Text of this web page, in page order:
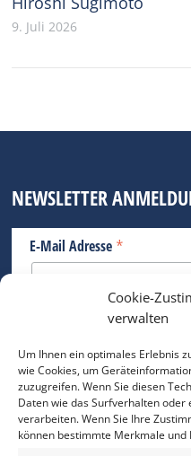
Cookie-
verwalten
Um Ihnen ein optimales Erlebnis
wie Cookies, um
zuzugreifen. Wenn Sie diesen
Daten wie das Surfverhalten
verarbeiten. Wenn Sie Ihre
können bestimmte Merkmale
9. Juli 2026
NEWSLETTER
E-Mail Adresse *
Bitte geben Sie Ihre E-Mail Adresse ein.